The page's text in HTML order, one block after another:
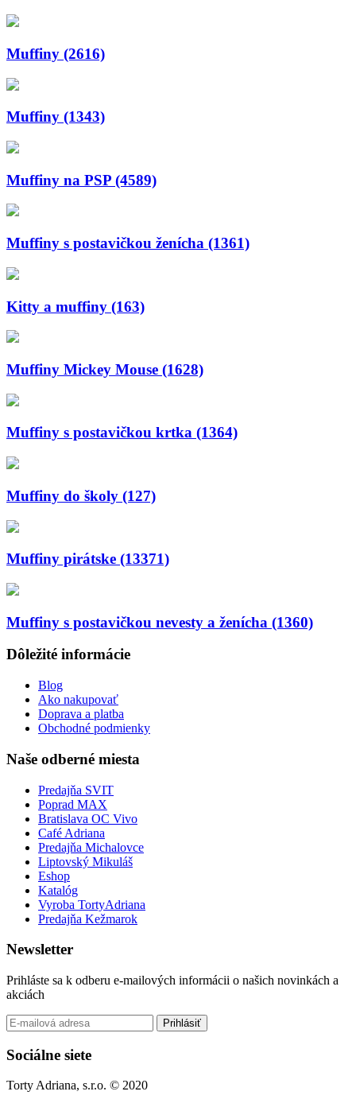
Muffiny (2616)
Muffiny (1343)
Muffiny na PSP (4589)
Muffiny s postavičkou ženícha (1361)
Kitty a muffiny (163)
Muffiny Mickey Mouse (1628)
Muffiny s postavičkou krtka (1364)
Muffiny do školy (127)
Muffiny pirátske (13371)
Muffiny s postavičkou nevesty a ženícha (1360)
Dôležité informácie
Blog
Ako nakupovať
Doprava a platba
Obchodné podmienky
Naše odberné miesta
Predajňa SVIT
Poprad MAX
Bratislava OC Vivo
Café Adriana
Predajňa Michalovce
Liptovský Mikuláš
Eshop
Katalóg
Vyroba TortyAdriana
Predajňa Kežmarok
Newsletter
Prihláste sa k odberu e-mailových informácii o našich novinkách a
akciách
Prihlásiť
Sociálne siete
Torty Adriana, s.r.o. © 2020